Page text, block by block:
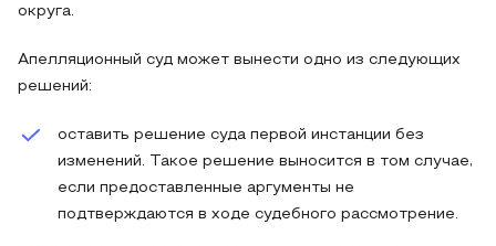
округа.
Апелляционный суд может вынести одно из следующих
решений:
оставить решение суда первой инстанции без
изменений. Такое решение выносится в том случае,
если предоставленные аргументы не
подтверждаются в ходе судебного рассмотрение.